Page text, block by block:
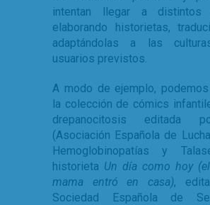
intentan llegar a distintos
elaborando historietas,
adaptándolas a las
usuarios previstos.
A modo de ejemplo,
la colección de cómics
drepanocitosis editada
(Asociación Española de
Hemoglobinopatías y
historieta Un día como hoy
mama entró en casa),
Sociedad Española de